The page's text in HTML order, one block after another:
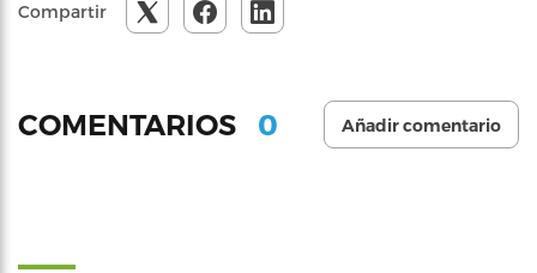
Compartir
COMENTARIOS 0 Añadir comentario